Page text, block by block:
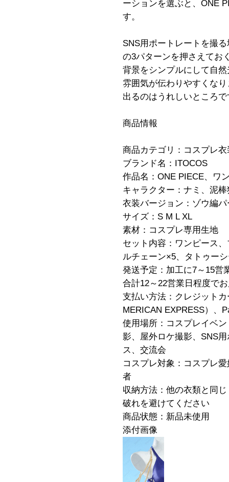
ーションを選ぶと、ONE
す。
SNS用ポートレートを撮
の3パターンを押さえてお
背景をシンプルにして自
雰囲気が伝わりやすくな
出るのはうれしいところで
商品情報
商品カテゴリ：コスプレ衣
ブランド名：ITOCOS
作品名：ONE PIECE、ワ
キャラクター：ナミ、泥棒
衣装バージョン：ゾウ編
サイズ：S M L XL
素材：コスプレ専用生地
セット内容：ワンピース
ルチェーン×5、タトゥー
発送予定：加工に7～15営
合計12～22営業日程度で
支払い方法：クレジット
MERICAN EXPRESS）、
使用場所：コスプレイベ
影、屋外ロケ撮影、SNS
ス、交流会
コスプレ対象：コスプレ
者
収納方法：他の衣類と同
破れを避けてください
商品状態：新品未使用
添付画像